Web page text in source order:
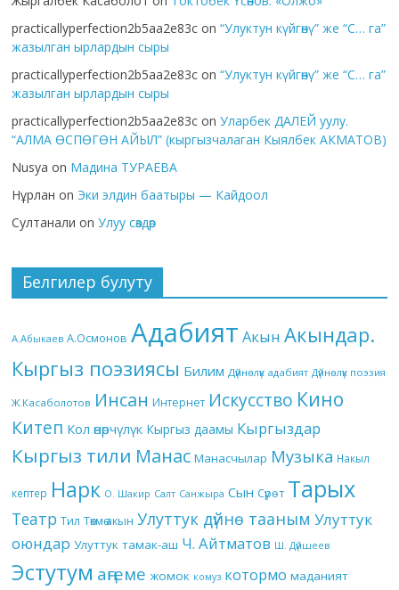
practicallyperfection2b5aa2e83c on“Улуктун күйгөнү” же “С… га”
жазылган ырлардын сыры
practicallyperfection2b5aa2e83c on“Улуктун күйгөнү” же “С… га”
жазылган ырлардын сыры
practicallyperfection2b5aa2e83c onУларбек ДАЛЕЙ уулу.
“АЛМА ӨСПӨГӨН АЙЫЛ” (кыргызчалаган Кыялбек АКМАТОВ)
Nusya on Мадина ТУРАЕВА
Нұрлан on Эки элдин баатыры — Кайдоол
Султанали onУлуу сөздөр
Белгилер булуту
А.Абыкаев А.Осмонов Адабият Акын Акындар.
Кыргыз поэзиясы Билим Дүйнөлүк адабият Дүйнөлүк поэзия
Ж.Касаболотов Инсан Интернет Искусство Кино
Китеп Кол өнөрчүлүк Кыргыз даамы Кыргыздар
Кыргыз тили Манас Манасчылар Музыка Накыл
кептер Нарк О. Шакир Салт Санжыра Сын Сүрөт Тарых
Театр Тил Төкмө акын Улуттук дүйнө тааным Улуттук
оюндар Улуттук тамак-аш Ч. Айтматов Ш. Дүйшеев
Эстутум аңгеме жомок комуз котормо маданият